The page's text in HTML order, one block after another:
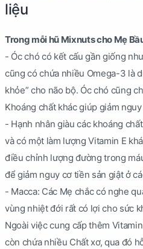
liệu
Trong mỗi hũ Mixnuts cho Mẹ
- Óc chó có kết cấu gần giống
cũng có chứa nhiều Omega-3 là
khỏe” cho não bộ. Óc chó cũng
Khoáng chất khác giúp giảm
- Hạnh nhân giàu các khoáng
và có một làm lượng Vitamin E
điều chỉnh lượng đường trong
để giảm nguy cơ tiền sản giật ở
- Macca: Các Mẹ chắc có nghe
vùng nhiệt đới rất có lợi cho sức
Ngoài việc cung cấp thêm
còn chứa nhiều Chất xơ, qua đó